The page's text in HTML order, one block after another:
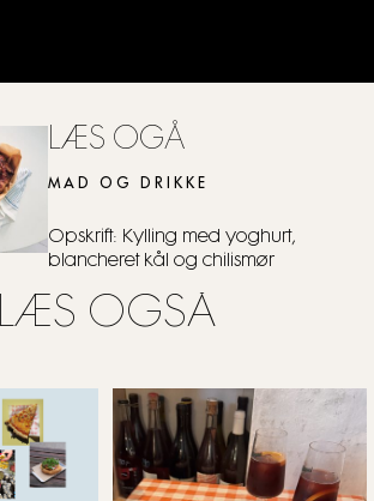
LÆS OGÅ
MAD OG DRIKKE
Opskrift: Kylling med yoghurt,
blancheret kål og chilismør
LÆS OGSÅ